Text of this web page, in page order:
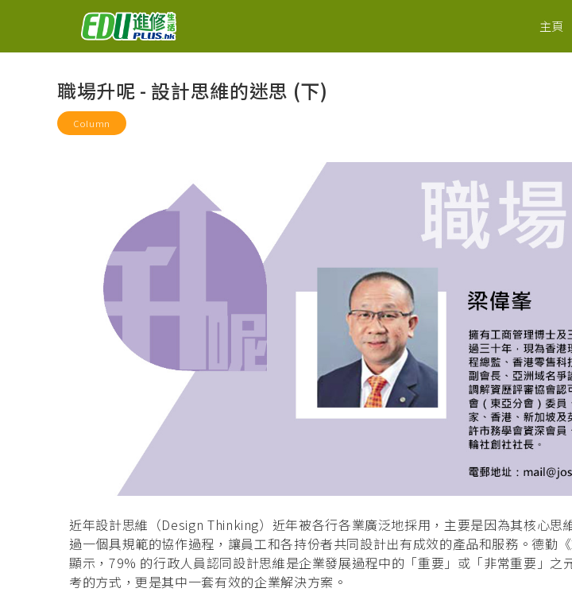
主頁
職場升呢 - 設計思維的迷思 (下)
Column
近年設計思維（Design Thinking）近年被各行各業廣泛地採用，主要是因為其核心思
過一個具規範的協作過程，讓員工和各持份者共同設計出有成效的產品和服務。德勤
顯示，79% 的行政人員認同設計思維是企業發展過程中的「重要」或「非常重要」之
考的方式，更是其中一套有效的企業解決方案。